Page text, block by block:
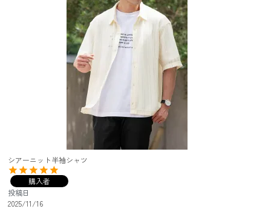
シアーニット半袖シャツ
購入者
投稿日
2025/11/16